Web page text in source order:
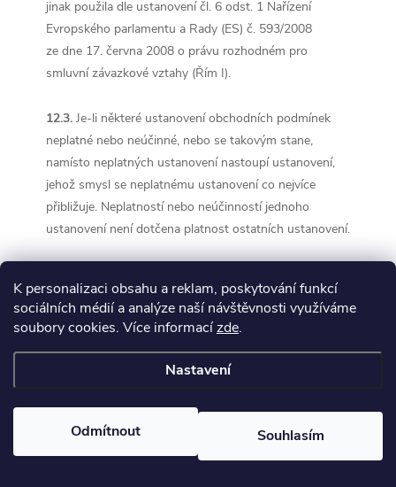
K personalizaci obsahu a reklam, poskytování funkcí
sociálních médií a analýze naší návštěvnosti využíváme
soubory cookies. Více informacízde.
Nastavení
Odmítnout Souhlasím
jinak použila dle ustanovení čl. 6 odst. 1 Nařízení
Evropského parlamentu a Rady (ES) č. 593/2008
ze dne 17. června 2008 o právu rozhodném pro
smluvní závazkové vztahy (Řím I).
12.3. Je-li některé ustanovení obchodních podmínek
neplatné nebo neúčinné, nebo se takovým stane,
namísto neplatných ustanovení nastoupí ustanovení,
jehož smysl se neplatnému ustanovení co nejvíce
přibližuje. Neplatností nebo neúčinností jednoho
ustanovení není dotčena platnost ostatních ustanovení.
archivována prodávajícím v elektronické podobě a není
přístupná.
Přílohu obchodních podmínek tvoří vzorový
12.6.Kontaktní údaje prodávajícího: adresa pro
doručováníSmetanova 1196/9, 77900 Olomouc-